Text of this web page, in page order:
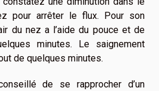
pour arrêter le flux. Pour son
du nez a l’aide du pouce et de
minutes. Le saignement
de quelques minutes.
de se rapprocher d’un